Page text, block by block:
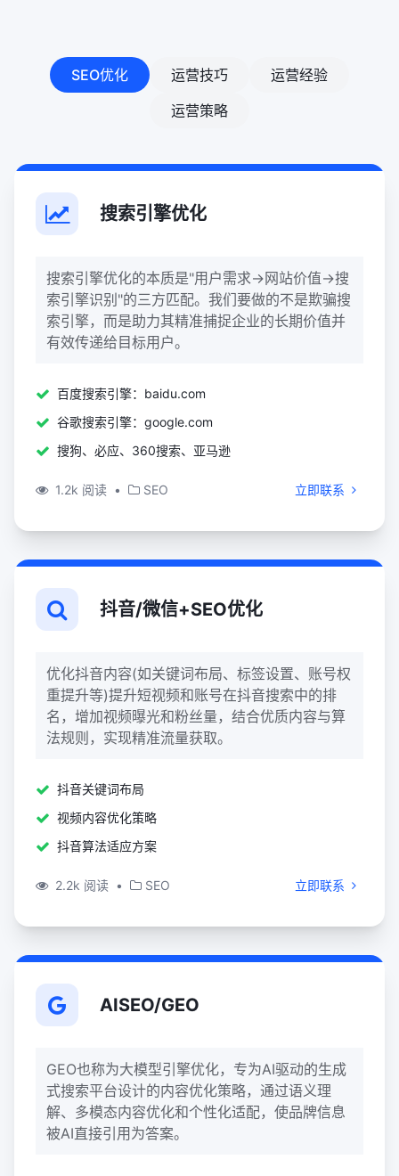
SEO优化 运营技巧
运营经验
运营策略
搜索引擎优化
搜索引擎优化的本质是"用户需求→网站价值→搜
索引擎识别"的三方匹配。我们要做的不是欺骗搜
索引擎，而是助力其精准捕捉企业的长期价值并
有效传递给目标用户。
百度搜索引擎：baidu.com
谷歌搜索引擎：google.com
搜狗、必应、360搜索、亚马逊
1.2k 阅读 • SEO 立即联系
抖音/微信+SEO优化
优化抖音内容(如关键词布局、标签设置、账号权
重提升等)提升短视频和账号在抖音搜索中的排
名，增加视频曝光和粉丝量，结合优质内容与算
法规则，实现精准流量获取。
抖音关键词布局
视频内容优化策略
抖音算法适应方案
2.2k 阅读 • SEO 立即联系
AISEO/GEO
GEO也称为大模型引擎优化，专为AI驱动的生成
式搜索平台设计的内容优化策略‌，通过语义理
解、多模态内容优化和个性化适配，使品牌信息
被AI直接引用为答案。